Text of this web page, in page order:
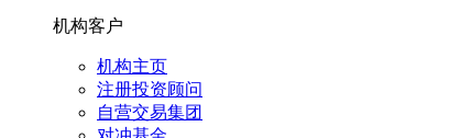
机构客户
机构主页
注册投资顾问
自营交易集团